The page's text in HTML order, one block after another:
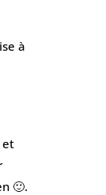
à
et
🙂.